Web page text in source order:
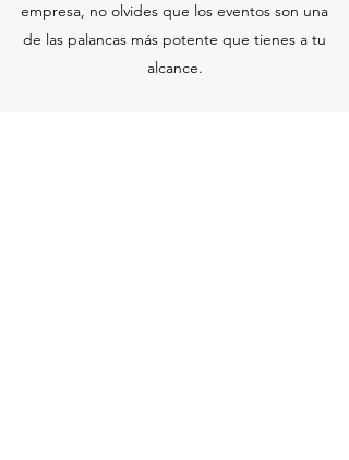
empresa, no olvides que los eventos son una
de las palancas más potente que tienes a tu
alcance.